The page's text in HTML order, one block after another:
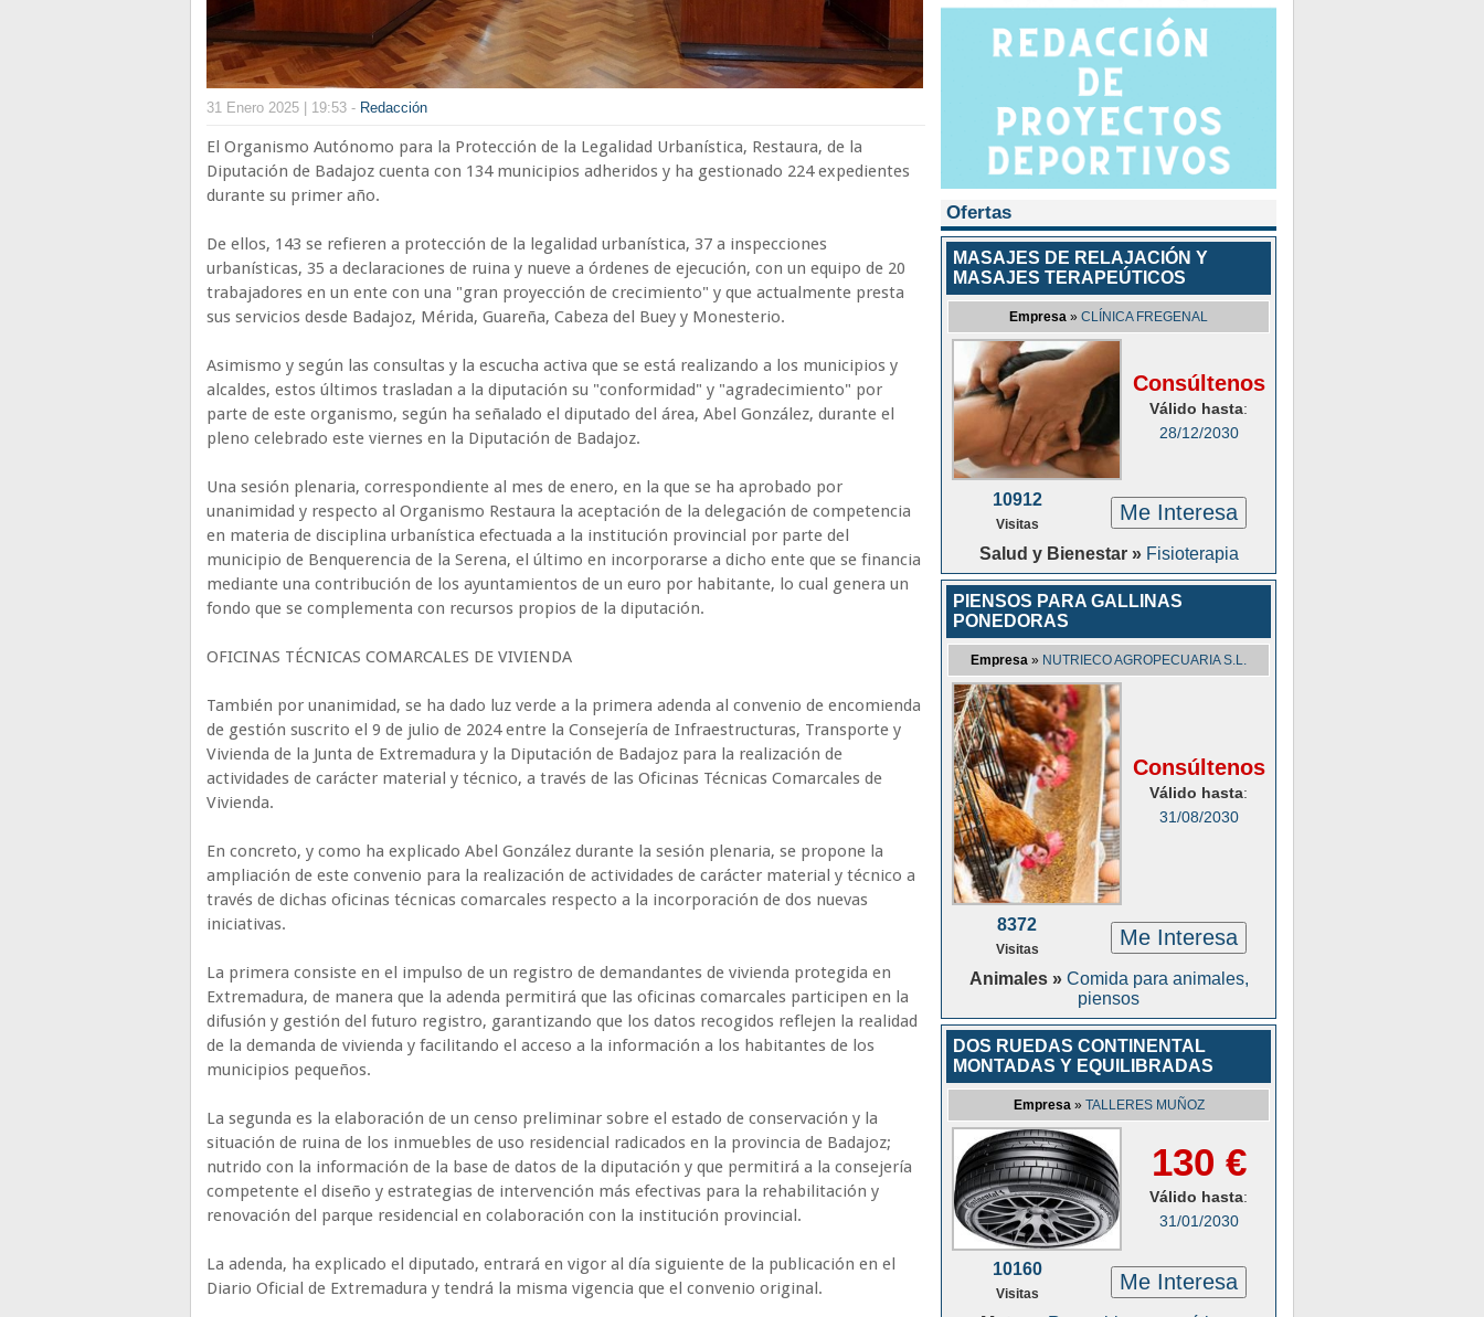
31 Enero 2025 | 19:53 - Redacción
El Organismo Autónomo para la Protección de la Legalidad Urbanística, Restaura, de la
Diputación de Badajoz cuenta con 134 municipios adheridos y ha gestionado 224 expedientes
durante su primer año.
De ellos, 143 se refieren a protección de la legalidad urbanística, 37 a inspecciones
urbanísticas, 35 a declaraciones de ruina y nueve a órdenes de ejecución, con un equipo de 20
trabajadores en un ente con una "gran proyección de crecimiento" y que actualmente presta
sus servicios desde Badajoz, Mérida, Guareña, Cabeza del Buey y Monesterio.
Asimismo y según las consultas y la escucha activa que se está realizando a los municipios y
alcaldes, estos últimos trasladan a la diputación su "conformidad" y "agradecimiento" por
parte de este organismo, según ha señalado el diputado del área, Abel González, durante el
pleno celebrado este viernes en la Diputación de Badajoz.
Una sesión plenaria, correspondiente al mes de enero, en la que se ha aprobado por
unanimidad y respecto al Organismo Restaura la aceptación de la delegación de competencia
en materia de disciplina urbanística efectuada a la institución provincial por parte del
municipio de Benquerencia de la Serena, el último en incorporarse a dicho ente que se financia
mediante una contribución de los ayuntamientos de un euro por habitante, lo cual genera un
fondo que se complementa con recursos propios de la diputación.
OFICINAS TÉCNICAS COMARCALES DE VIVIENDA
También por unanimidad, se ha dado luz verde a la primera adenda al convenio de encomienda
de gestión suscrito el 9 de julio de 2024 entre la Consejería de Infraestructuras, Transporte y
Vivienda de la Junta de Extremadura y la Diputación de Badajoz para la realización de
actividades de carácter material y técnico, a través de las Oficinas Técnicas Comarcales de
Vivienda.
En concreto, y como ha explicado Abel González durante la sesión plenaria, se propone la
ampliación de este convenio para la realización de actividades de carácter material y técnico a
través de dichas oficinas técnicas comarcales respecto a la incorporación de dos nuevas
iniciativas.
La primera consiste en el impulso de un registro de demandantes de vivienda protegida en
Extremadura, de manera que la adenda permitirá que las oficinas comarcales participen en la
difusión y gestión del futuro registro, garantizando que los datos recogidos reflejen la realidad
de la demanda de vivienda y facilitando el acceso a la información a los habitantes de los
municipios pequeños.
La segunda es la elaboración de un censo preliminar sobre el estado de conservación y la
situación de ruina de los inmuebles de uso residencial radicados en la provincia de Badajoz;
nutrido con la información de la base de datos de la diputación y que permitirá a la consejería
competente el diseño y estrategias de intervención más efectivas para la rehabilitación y
renovación del parque residencial en colaboración con la institución provincial.
La adenda, ha explicado el diputado, entrará en vigor al día siguiente de la publicación en el
Diario Oficial de Extremadura y tendrá la misma vigencia que el convenio original.
Ofertas
MASAJES DE RELAJACIÓN Y
MASAJES TERAPEÚTICOS
Empresa » CLÍNICA FREGENAL
Consúltenos
Válido hasta:
28/12/2030
10912
Visitas Me Interesa
Salud y Bienestar » Fisioterapia
PIENSOS PARA GALLINAS
PONEDORAS
Empresa » NUTRIECO AGROPECUARIA S.L.
Consúltenos
Válido hasta:
31/08/2030
8372
Visitas Me Interesa
Animales » Comida para animales,
piensos
DOS RUEDAS CONTINENTAL
MONTADAS Y EQUILIBRADAS
Empresa » TALLERES MUÑOZ
130 €
Válido hasta:
31/01/2030
10160
Visitas Me Interesa